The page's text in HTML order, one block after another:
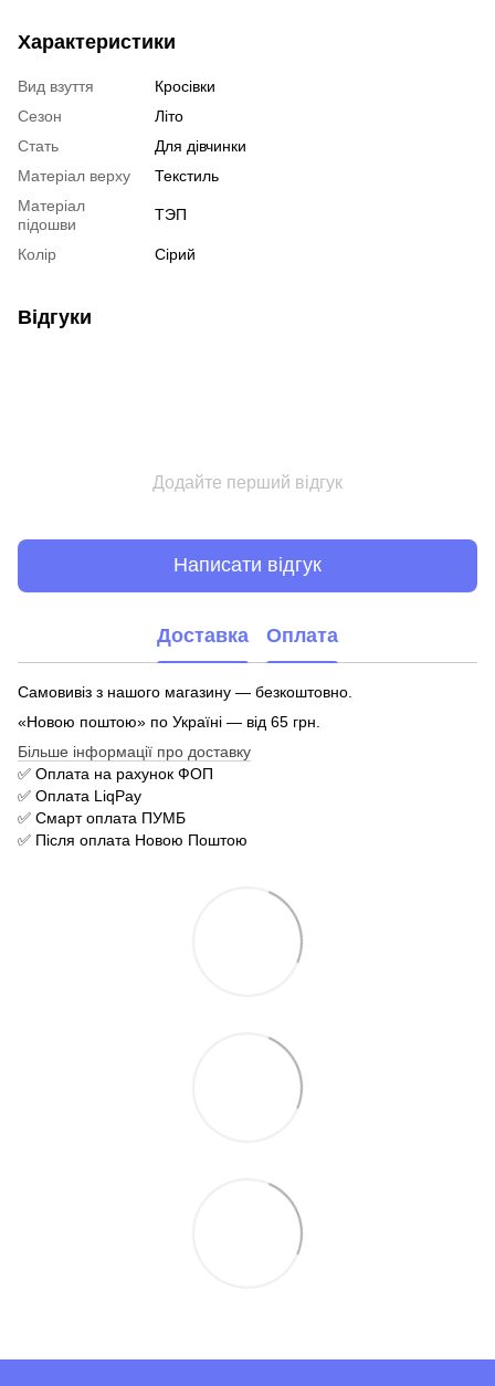
Характеристики
Вид взуття
Кросівки
Сезон
Літо
Стать
Для дівчинки
Матеріал верху
Текстиль
Матеріал
підошви
ТЭП
Колір Сірий
Відгуки
Додайте перший відгук
Написати відгук
Доставка Оплата
Самовивіз з нашого магазину — безкоштовно.
«Новою поштою» по Україні — від 65 грн.
Більше інформації про доставку
✅ Оплата на рахунок ФОП
✅ Оплата LiqPay
✅ Смарт оплата ПУМБ
✅ Після оплата Новою Поштою